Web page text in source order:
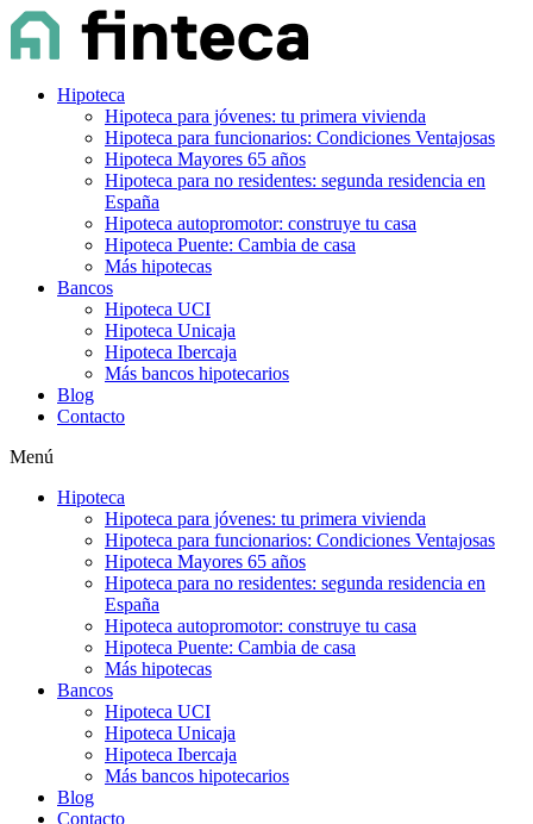
Hipoteca
Hipoteca para jóvenes: tu primera vivienda
Hipoteca para funcionarios: Condiciones Ventajosas
Hipoteca Mayores 65 años
Hipoteca para no residentes: segunda residencia en
España
Hipoteca autopromotor: construye tu casa
Hipoteca Puente: Cambia de casa
Más hipotecas
Bancos
Hipoteca UCI
Hipoteca Unicaja
Hipoteca Ibercaja
Más bancos hipotecarios
Blog
Contacto
Menú
Hipoteca
Hipoteca para jóvenes: tu primera vivienda
Hipoteca para funcionarios: Condiciones Ventajosas
Hipoteca Mayores 65 años
Hipoteca para no residentes: segunda residencia en
España
Hipoteca autopromotor: construye tu casa
Hipoteca Puente: Cambia de casa
Más hipotecas
Bancos
Hipoteca UCI
Hipoteca Unicaja
Hipoteca Ibercaja
Más bancos hipotecarios
Blog
Contacto